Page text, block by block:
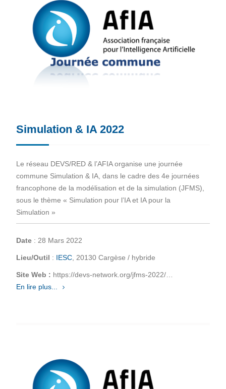
Simulation & IA 2022
Le réseau DEVS/RED & l’AFIA organise une journée
commune Simulation & IA, dans le cadre des 4e journées
francophone de la modélisation et de la simulation (JFMS),
sous le thème « Simulation pour l’IA et IA pour la
Simulation »
Date: 28 Mars 2022
Lieu/Outil : IESC, 20130 Cargèse / hybride
Site Web : https://devs-network.org/jfms-2022/…
En lire plus...